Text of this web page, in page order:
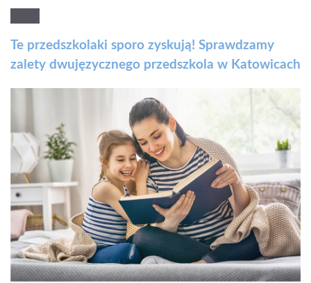
Te przedszkolaki sporo zyskują! Sprawdzamy
zalety dwujęzycznego przedszkola w Katowicach